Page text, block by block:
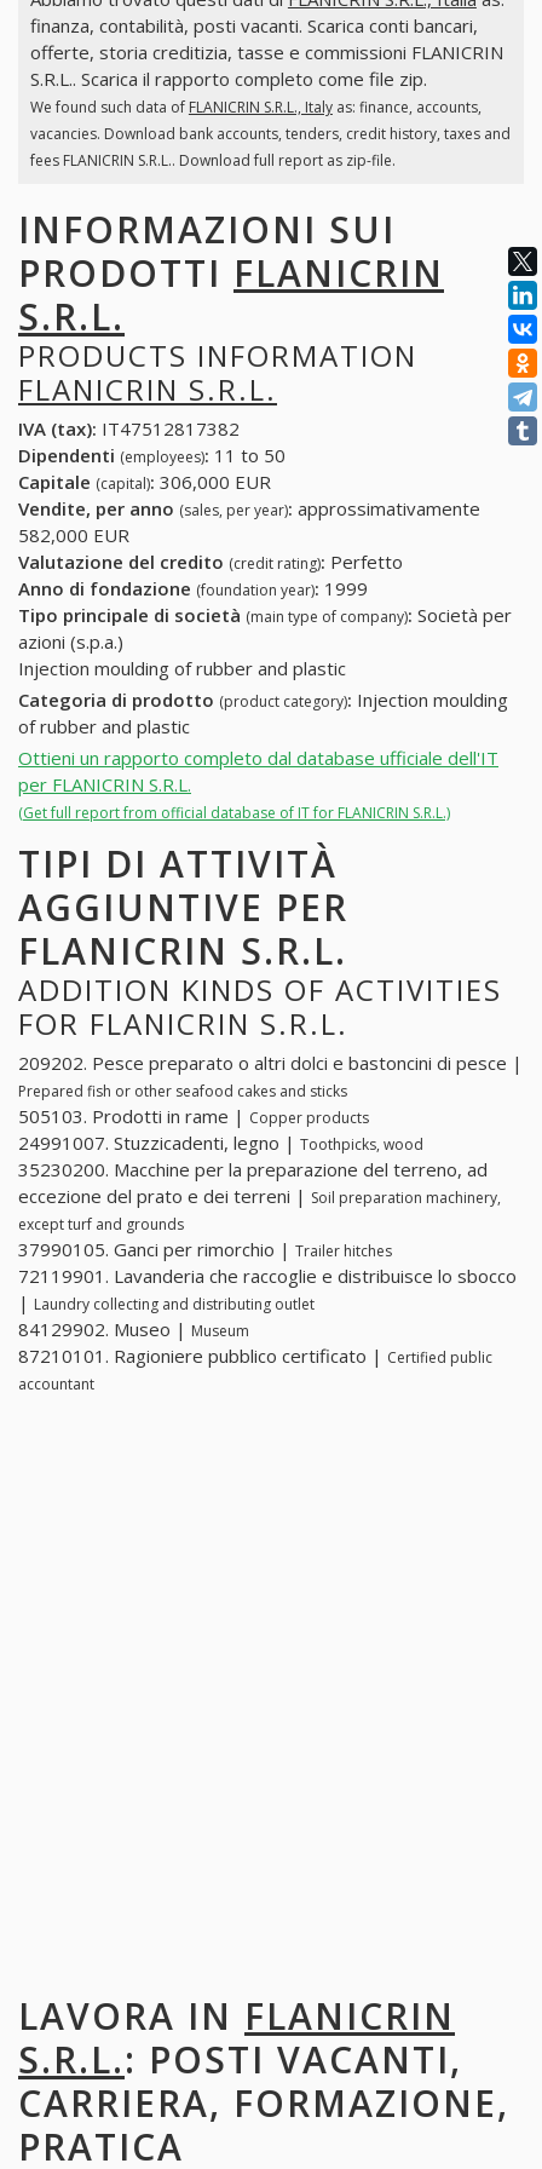
finanza, contabilità, posti vacanti. Scarica conti bancari,
offerte, storia creditizia, tasse e commissioni FLANICRIN
S.R.L.. Scarica il rapporto completo come file zip.
We found such data of FLANICRIN S.R.L., Italyas: finance, accounts,
vacancies. Download bank accounts, tenders, credit history, taxes and
fees FLANICRIN S.R.L.. Download full report as zip-file.
INFORMAZIONI SUI
PRODOTTI FLANICRIN
S.R.L.
PRODUCTS INFORMATION
FLANICRIN S.R.L.
IVA (tax): IT47512817382
Dipendenti (employees): 11 to 50
Capitale (capital): 306,000 EUR
Vendite, per anno (sales, per year): approssimativamente
582,000 EUR
Valutazione del credito (credit rating): Perfetto
Anno di fondazione (foundation year): 1999
Tipo principale di società (main type of company): Società per
azioni (s.p.a.)
Injection moulding of rubber and plastic
Categoria di prodotto (product category): Injection moulding
of rubber and plastic
Ottieni un rapporto completo dal database ufficiale dell'IT
per FLANICRIN S.R.L.
(Get full report from official database of IT for FLANICRIN S.R.L.)
TIPI DI ATTIVITÀ
AGGIUNTIVE PER
FLANICRIN S.R.L.
ADDITION KINDS OF ACTIVITIES
FOR FLANICRIN S.R.L.
209202. Pesce preparato o altri dolci e bastoncini di pesce |
Prepared fish or other seafood cakes and sticks
505103. Prodotti in rame | Copper products
24991007. Stuzzicadenti, legno | Toothpicks, wood
35230200. Macchine per la preparazione del terreno, ad
eccezione del prato e dei terreni | Soil preparation machinery,
except turf and grounds
37990105. Ganci per rimorchio | Trailer hitches
72119901. Lavanderia che raccoglie e distribuisce lo sbocco
| Laundry collecting and distributing outlet
84129902. Museo | Museum
87210101. Ragioniere pubblico certificato | Certified public
accountant
LAVORA IN FLANICRIN
S.R.L.: POSTI VACANTI,
CARRIERA, FORMAZIONE,
PRATICA